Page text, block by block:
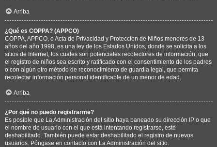
Arriba
¿Qué es COPPA? (APPCO)
COPPA, APPCO, o Acta de Privacidad y Protección de Niños menores de 13
años del año 1998, es una ley de los Estados Unidos, donde se solicita a los
sitios de Internet, los cuales son potenciales recolectores de información, que
el registro de niños sea escrito y ratificado con el consentimiento de los padres
o con algún otro método de reconocimiento de guardia legal, que permita
recolectar información personal identificable de un menor de edad.
Arriba
¿Por qué no puedo registrarme?
Es posible que La Administración del sitio haya baneado su dirección IP o que
el nombre de usuario con el que está intentando registrarse, esté
deshabilitado. También puede estar deshabilitado el registro de nuevos
usuarios. Póngase en contacto con La Administración del sitio.